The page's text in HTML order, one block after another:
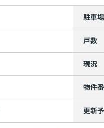
駐車
戸数
現況
物件
更新